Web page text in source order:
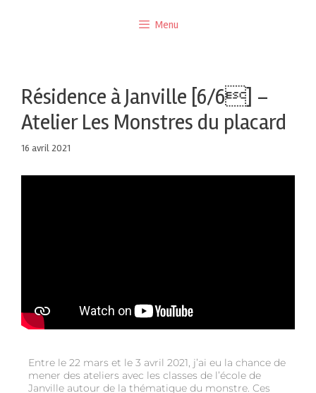
Menu
Résidence à Janville [6/6] –
Atelier Les Monstres du placard
16 avril 2021
Entre le 22 mars et le 3 avril 2021, j’ai eu la chance de
mener des ateliers avec les classes de l’école de
Janville autour de la thématique du monstre. Ces